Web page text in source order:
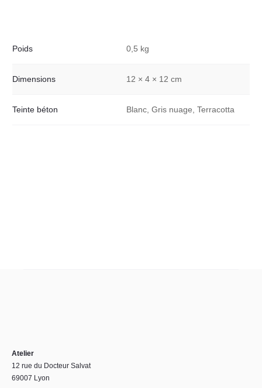
Poids 0,5 kg
Dimensions 12 × 4 × 12 cm
Teinte béton Blanc, Gris nuage, Terracotta
Atelier
12 rue du Docteur Salvat
69007 Lyon